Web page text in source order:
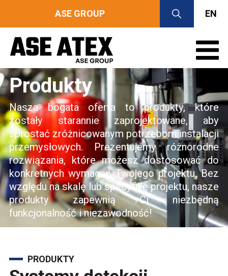
ASE GROUP EN
Produkty
Nasza bogata oferta to produkty, które
zostały starannie zaprojektowane, aby
sprostać zróżnicowanym potrzebom instalacji
przemysłowych. Prezentujemy różnorodne
rozwiązania, które możesz dostosować do
konkretnych wymagań Twojego projektu. Bez
względu na skalę lub specyfikę projektu, nasze
produkty zapewnią Ci niezbędną
funkcjonalność i niezawodność!
PRODUKTY